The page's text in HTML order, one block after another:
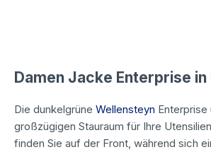
Damen Jacke Enterprise in
Die dunkelgrüne Wellensteyn
großzügigen Stauraum für Ihre
finden Sie auf der Front, während sich